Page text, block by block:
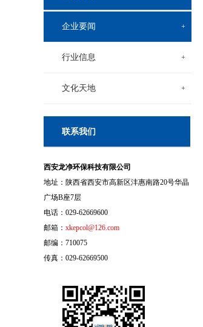
企业要闻 +
行业信息 +
文化天地 +
联系我们
西安龙净环保科技有限公司
地址：陕西省西安市高新区沣惠南路20号华晶
广场B座7层
电话：029-62669600
邮箱： xkepcol@126.com
邮编：710075
传真：029-62669500